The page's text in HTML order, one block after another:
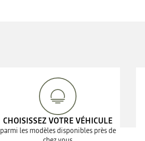
CHOISISSEZ VOTRE VÉHICULE
parmi les modèles disponibles près de